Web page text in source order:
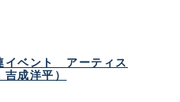
イベント アーティス
成洋平）